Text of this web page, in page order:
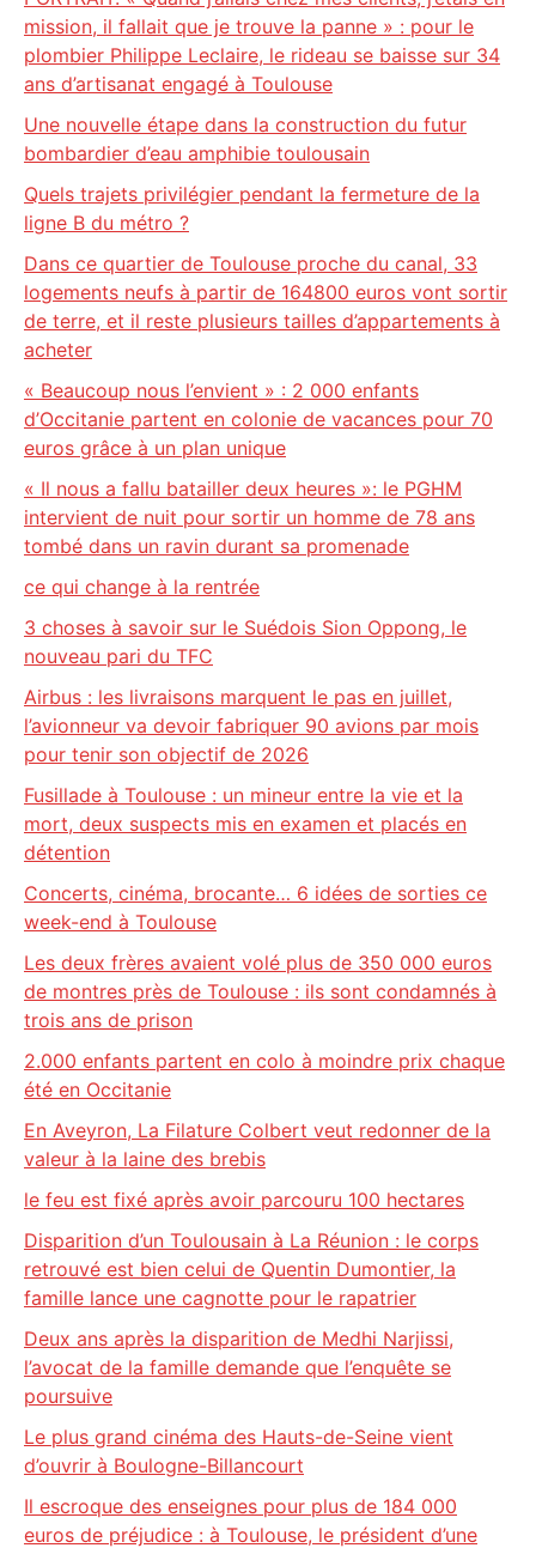
mission, il fallait que je trouve la panne » : pour le
plombier Philippe Leclaire, le rideau se baisse sur 34
ans d’artisanat engagé à Toulouse
Une nouvelle étape dans la construction du futur
bombardier d’eau amphibie toulousain
Quels trajets privilégier pendant la fermeture de la
ligne B du métro ?
Dans ce quartier de Toulouse proche du canal, 33
logements neufs à partir de 164800 euros vont sortir
de terre, et il reste plusieurs tailles d’appartements à
acheter
« Beaucoup nous l’envient » : 2 000 enfants
d’Occitanie partent en colonie de vacances pour 70
euros grâce à un plan unique
« Il nous a fallu batailler deux heures »: le PGHM
intervient de nuit pour sortir un homme de 78 ans
tombé dans un ravin durant sa promenade
ce qui change à la rentrée
3 choses à savoir sur le Suédois Sion Oppong, le
nouveau pari du TFC
Airbus : les livraisons marquent le pas en juillet,
l’avionneur va devoir fabriquer 90 avions par mois
pour tenir son objectif de 2026
Fusillade à Toulouse : un mineur entre la vie et la
mort, deux suspects mis en examen et placés en
détention
Concerts, cinéma, brocante… 6 idées de sorties ce
week-end à Toulouse
Les deux frères avaient volé plus de 350 000 euros
de montres près de Toulouse : ils sont condamnés à
trois ans de prison
2.000 enfants partent en colo à moindre prix chaque
été en Occitanie
En Aveyron, La Filature Colbert veut redonner de la
valeur à la laine des brebis
le feu est fixé après avoir parcouru 100 hectares
Disparition d’un Toulousain à La Réunion : le corps
retrouvé est bien celui de Quentin Dumontier, la
famille lance une cagnotte pour le rapatrier
Deux ans après la disparition de Medhi Narjissi,
l’avocat de la famille demande que l’enquête se
poursuive
Le plus grand cinéma des Hauts-de-Seine vient
d’ouvrir à Boulogne-Billancourt
Il escroque des enseignes pour plus de 184 000
euros de préjudice : à Toulouse, le président d’une